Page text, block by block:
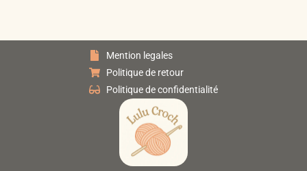
Mention legales
Politique de retour
Politique de confidentialité